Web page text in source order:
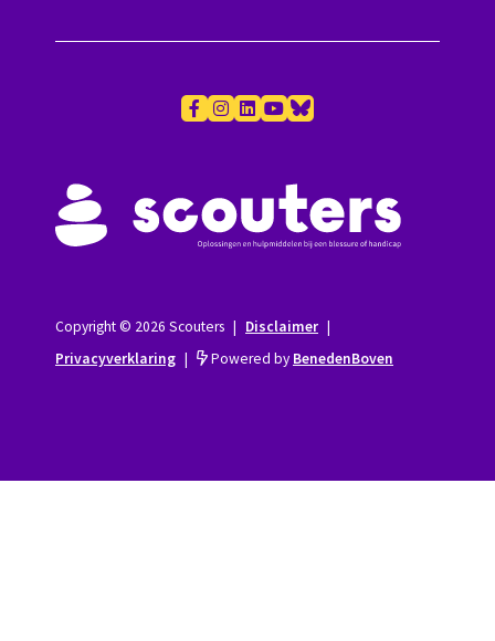
Copyright © 2026 Scouters | Disclaimer |
Privacyverklaring | Powered by BenedenBoven